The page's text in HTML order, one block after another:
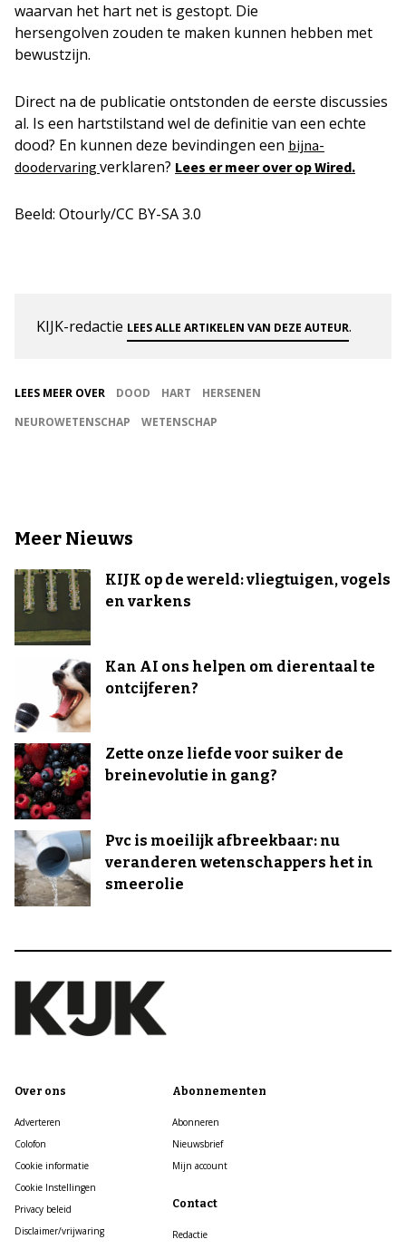
waarvan het hart net is gestopt. Die
hersengolven zouden te maken kunnen hebben met
bewustzijn.
Direct na de publicatie ontstonden de eerste discussies
al. Is een hartstilstand wel de definitie van een echte
dood? En kunnen deze bevindingen een bijna-
doodervaring verklaren? Lees er meer over op Wired.
Beeld: Otourly/CC BY-SA 3.0
KIJK-redactie LEES ALLE ARTIKELEN VAN DEZE AUTEUR.
LEES MEER OVER DOOD HART
HERSENEN
NEUROWETENSCHAP
WETENSCHAP
Meer Nieuws
KIJK op de wereld: vliegtuigen, vogels
en varkens
Kan AI ons helpen om dierentaal te
ontcijferen?
Zette onze liefde voor suiker de
breinevolutie in gang?
Pvc is moeilijk afbreekbaar: nu
veranderen wetenschappers het in
smeerolie
Over ons
Adverteren
Colofon
Cookie informatie
Cookie Instellingen
Privacy beleid
Disclaimer/vrijwaring
Abonnementen
Abonneren
Nieuwsbrief
Mijn account
Contact
Redactie